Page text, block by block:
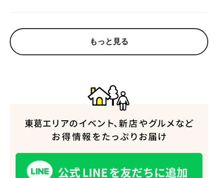
もっと見る
#教えたい／教えて投稿記事
#教えたい/こんなの見つけた